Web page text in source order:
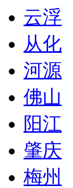
云浮
从化
河源
佛山
阳江
肇庆
梅州